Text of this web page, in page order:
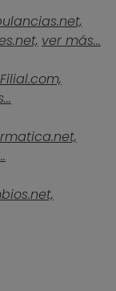
ver más...
Filial.com,